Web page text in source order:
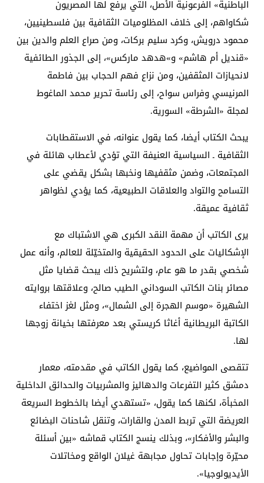
الباطنية» الفرعونية الأصل، التي يرفع لها المصريون
شكاواهم، إلى خلاف المظلوميات الثقافية بين فلسطينيين،
محمود درويش، وكرد سليم بركات، ومن صراع العلم والدين بين
«قنديل أم هاشم» و»هدهد ماركس»، إلى الجذور الطائفية
لانحيازات المثقفين، ومن نزاع فهم الحجاب بين فاطمة
المرنيسي وفراس سواح، إلى رئاسة تحرير محمد الماغوط
لمجلة «الشرطة» السورية.
يبحث الكتاب أيضا، كما يقول عنوانه، في الاستقطابات
الثقافية ـ السياسية العنيفة التي تؤدي لأعطاب هائلة في
المجتمعات، وضمن مثقفيها ونخبها بشكل يقضي على
التسامح والتواد والعلاقات الطبيعية، كما يؤدي لظواهر
ثقافية عميقة.
يرى الكاتب أن مهمة النقد الكبرى هي الاشتباك مع
الإشكاليات على الحدود الحقيقية والمتخيّلة للعالم، وأنه عمل
شخصي بقدر ما هو عام، ولتشريح ذلك يبحث قضايا مثل
مصائر بنات الكاتب السوداني الطيب صالح، وعلاقتها بروايته
الشهيرة «موسم الهجرة إلى الشمال»، ومثل لغز اختفاء
الكاتبة البريطانية أغاثا كريستي بعد معرفتها بخيانة زوجها
لها.
تتقصى المواضيع، كما يقول الكاتب في مقدمته، معمار
دمشق كثير التفرعات والدهاليز والمشربيات والحدائق الداخلية
المخبأة، لكنها كما يقول، «تستهدي أيضا بالخطوط السريعة
العريضة التي تربط المدن والقارات، وتنقل شاحنات البضائع
والبشر والأفكار»، وبذلك ينسج الكتاب قماشه «بين أسئلة
محيّرة وإجابات تحاول مجابهة غيلان الواقع ومخاتلات
الأيديولوجيا».